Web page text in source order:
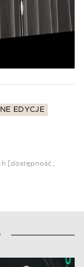
EDYCJE
[dostępność,